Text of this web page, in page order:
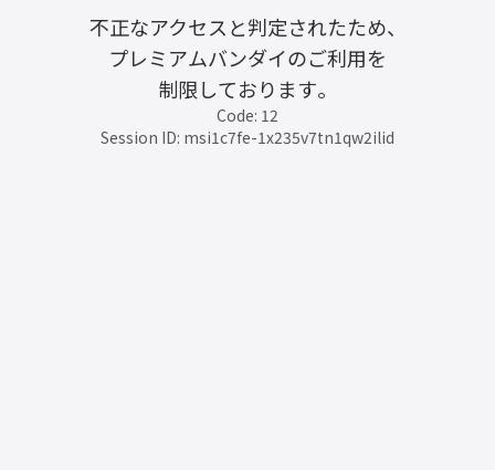
不正なアクセスと判定されたため、
プレミアムバンダイのご利用を
制限しております。
Code: 12
Session ID: msi1c7fe-1x235v7tn1qw2ilid